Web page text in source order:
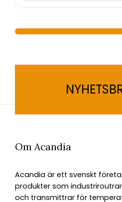
Om Acandia
Acandia är ett svenskt
produkter som
och transmittrar för